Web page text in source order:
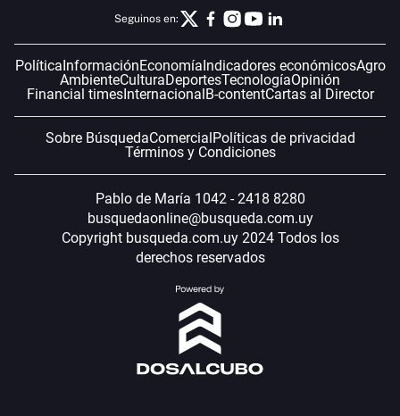
Seguinos en:
PolíticaInformaciónEconomíaIndicadores económicosAgro
AmbienteCulturaDeportesTecnologíaOpinión
Financial timesInternacionalB-contentCartas al Director
Sobre BúsquedaComercialPolíticas de privacidad
Términos y Condiciones
Pablo de María 1042 - 2418 8280
busquedaonline@busqueda.com.uy
Copyright busqueda.com.uy 2024 Todos los
derechos reservados